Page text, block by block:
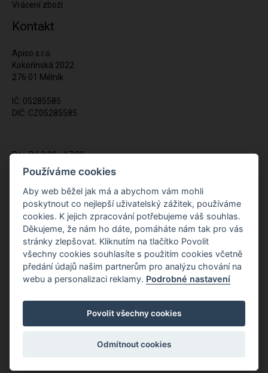
Vrácení zboží
Kontakt
Apiso s.r.o.
Kokořínská 2022
276 01 Mělník
IČ: 05285585
DIČ: CZ05285585
Po - Pá 9:00 - 17:00
(12:00 - 12:30 pauza)
Napište nám kdykoliv!
info@apiso.cz
Copyright © Novy Web s.r.o. 2026
Používáme cookies
Aby web běžel jak má a abychom vám mohli
poskytnout co nejlepší uživatelský zážitek, používáme
cookies. K jejich zpracování potřebujeme váš souhlas.
Děkujeme, že nám ho dáte, pomáháte nám tak pro vás
stránky zlepšovat. Kliknutím na tlačítko Povolit
všechny cookies souhlasíte s použitím cookies včetně
předání údajů našim partnerům pro analýzu chování na
webu a personalizaci reklamy. Podrobné nastavení
Povolit všechny cookies
Odmítnout cookies